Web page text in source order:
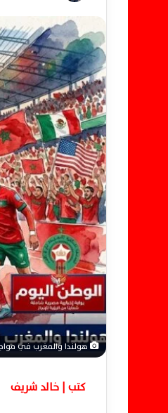
س
ل
ب
ر
ي
د
ا
إ
ل
ك
ت
ر
و
ن
ي
هولندا والمغرب في
كتب | خالد شريف